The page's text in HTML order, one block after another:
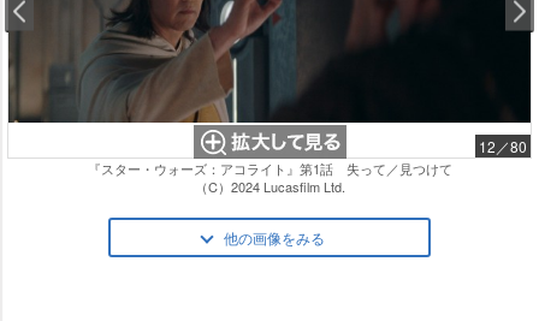
12／80
『スター・ウォーズ：アコライト』第1話 失って／見つけて
（C）2024 Lucasfilm Ltd.
他の画像をみる